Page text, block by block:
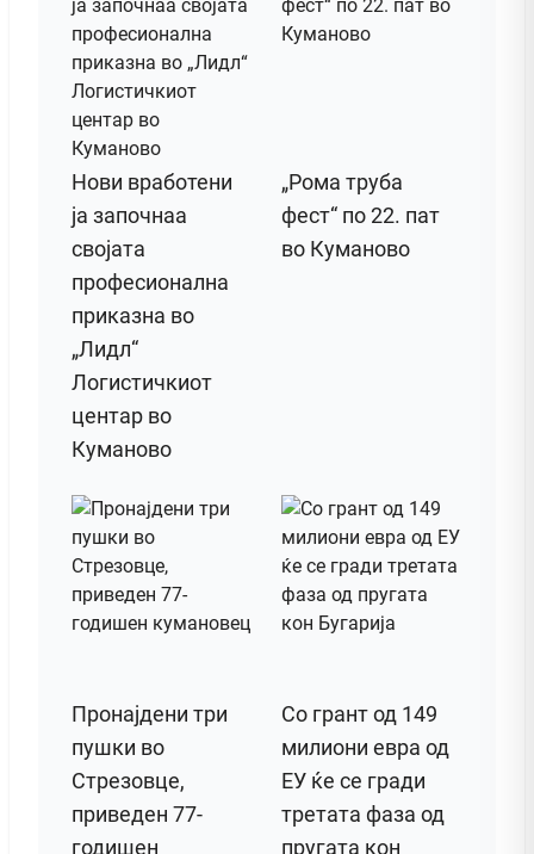
Нови вработени
ја започнаа
својата
професионална
приказна во
„Лидл“
Логистичкиот
центар во
Куманово
„Рома труба
фест“ по 22. пат
во Куманово
Пронајдени три
пушки во
Стрезовце,
приведен 77-
годишен
Со грант од 149
милиони евра од
ЕУ ќе се гради
третата фаза од
пругата кон